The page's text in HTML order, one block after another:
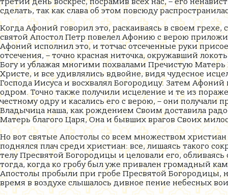
сделать, так как слава об этом повсюду
Когда Афоний говорил это, раскаиваясь в своем
святой Апостол Петр повелел Афонию с верою
Афоний исполнил это, и тотчас отсеченные руки
отсечения, – точно красная ниточка, окружавший
Богу и ублажая многими похвалами Пречистую Матерь
Христе, и все удивлялись вдвойне, видя чудесное
Господа Иисуса и восхвалял Богородицу. Затем
одром. Точно также получили исцеление и те из
честному одру и касались его с верою, – они
Владычица наша, как рождением Своим доставила
Матерь благого Царя, Она и бывших врагов Своих
Но вот святые Апостолы со всем множеством
поднялся плач среди христиан: все, лишаясь такого
телу Пресвятой Богородицы и целовали его,
тогда, когда ко гробу был уже привален громадный
Апостолы пробыли при гробе Пресвятой Богородицы,
время в воздухе слышалось дивное пение небесных